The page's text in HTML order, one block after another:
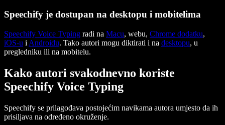
Speechify je dostupan na desktopu i mobitelima
Speechify Voice Typing radi na Macu, webu, Chrome dodatku,
iOS-u i Androidu. Tako autori mogu diktirati i na desktopu, u
pregledniku ili na mobitelu.
Kako autori svakodnevno koriste
Speechify Voice Typing
Speechify se prilagođava postojećim navikama autora umjesto da ih
prisiljava na određeno okruženje.